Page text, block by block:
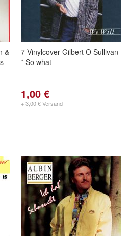
&
7 Vinylcover Gilbert O Sullivan
* So what
1,00 €
+ 3,00 € Versand